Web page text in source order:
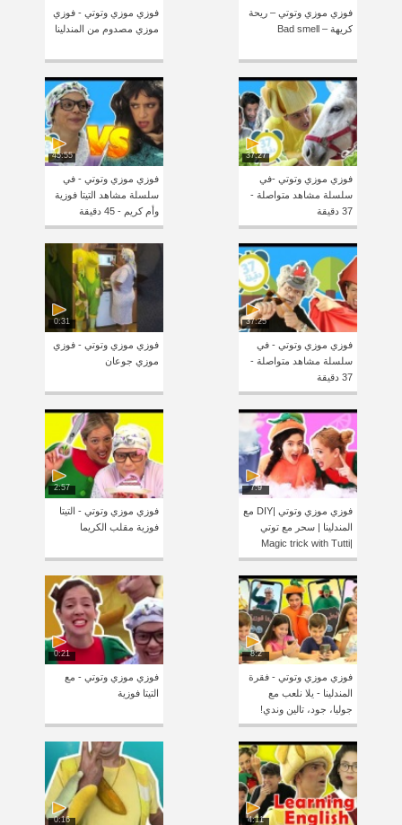
فوزي موزي وتوتي – ريحة
كريهة – Bad smell
فوزي موزي وتوتي - فوزي
موزي مصدوم من المندلينا
37:27
فوزي موزي وتوتي -في
سلسلة مشاهد متواصلة -
37 دقيقة
45:55
فوزي موزي وتوتي - في
سلسلة مشاهد التيتا فوزية
وأم كريم - 45 دقيقة
37:25
فوزي موزي وتوتي - في
سلسلة مشاهد متواصلة -
37 دقيقة
0:31
فوزي موزي وتوتي - فوزي
موزي جوعان
7:9
فوزي موزي وتوتي |DIY مع
المندلينا | سحر مع توتي
|Magic trick with Tutti
2:57
فوزي موزي وتوتي - التيتا
فوزية مقلب الكريما
8:2
فوزي موزي وتوتي - فقرة
المندلينا - يلا نلعب مع
جوليا، جود، تالين وندي!
0:21
فوزي موزي وتوتي - مع
التيتا فوزية
4:11
0:16